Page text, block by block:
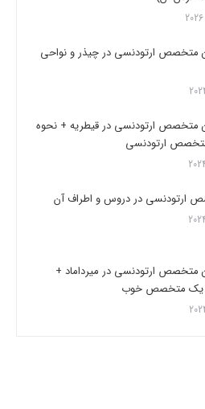
متخصص ارتودنسی در چیذر و نواحی
متخصص ارتودنسی در قیطریه + نحوه
ارتودنسی
ارتودنسی در دروس و اطراف آن
متخصص ارتودنسی در میرداماد +
یک متخصص خوب